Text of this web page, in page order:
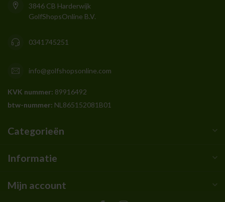
3846 CB Harderwijk
GolfShopsOnline B.V.
0341745251
info@golfshopsonline.com
KVK nummer: 89916492
btw-nummer: NL865152081B01
Categorieën
Informatie
Mijn account